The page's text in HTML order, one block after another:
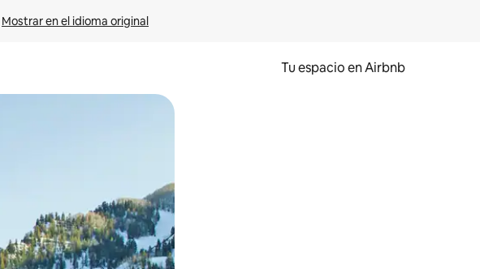
Mostrar en el idioma original
Tu espacio en Airbnb